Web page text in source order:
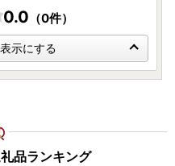
1番1号
向上推進室
0.0 （0件）
示にする
品ランキング